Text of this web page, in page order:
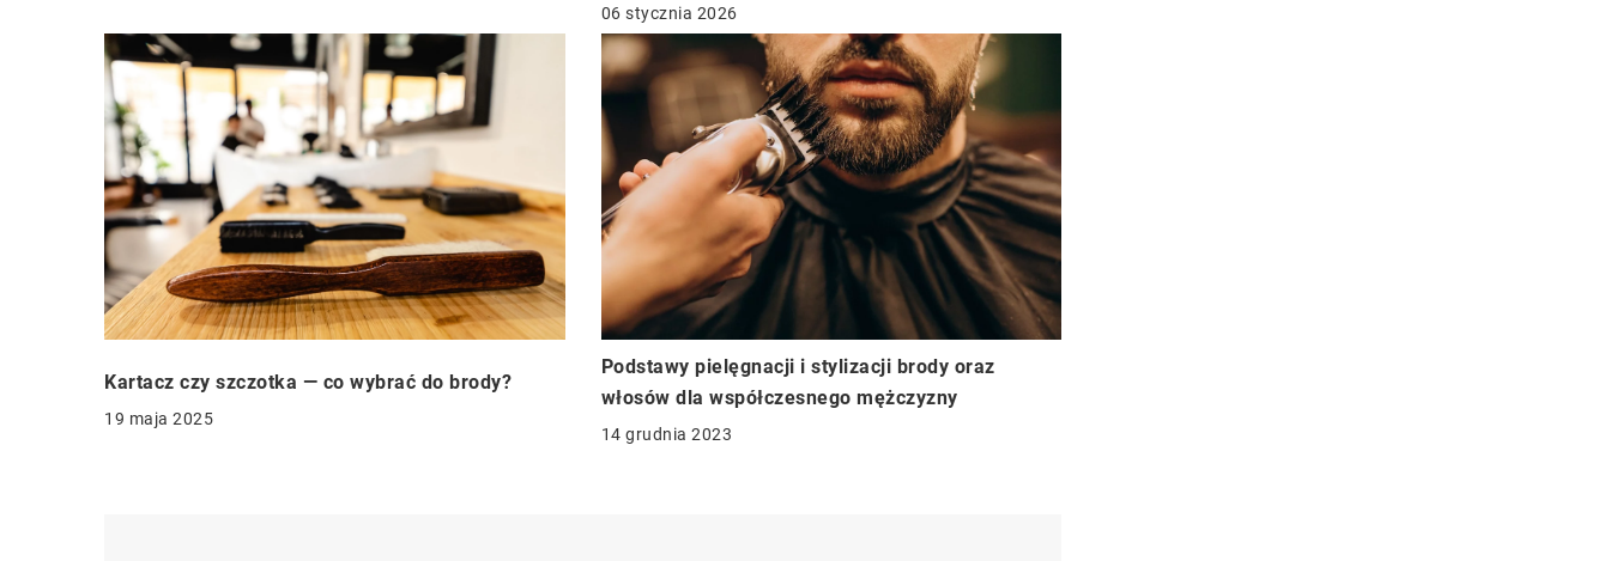
06 stycznia 2026
Kartacz czy szczotka — co wybrać do brody?
19 maja 2025
Podstawy pielęgnacji i stylizacji brody oraz
włosów dla współczesnego mężczyzny
14 grudnia 2023